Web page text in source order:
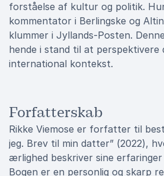
forståelse af kultur og politik.
kommentator i Berlingske og
klummer i Jyllands-Posten.
hende i stand til at perspektivere
international kontekst.
Forfatterskab
Rikke Viemose er forfatter til
jeg. Brev til min datter” (2022),
ærlighed beskriver sine
Bogen er en personlig og skarp